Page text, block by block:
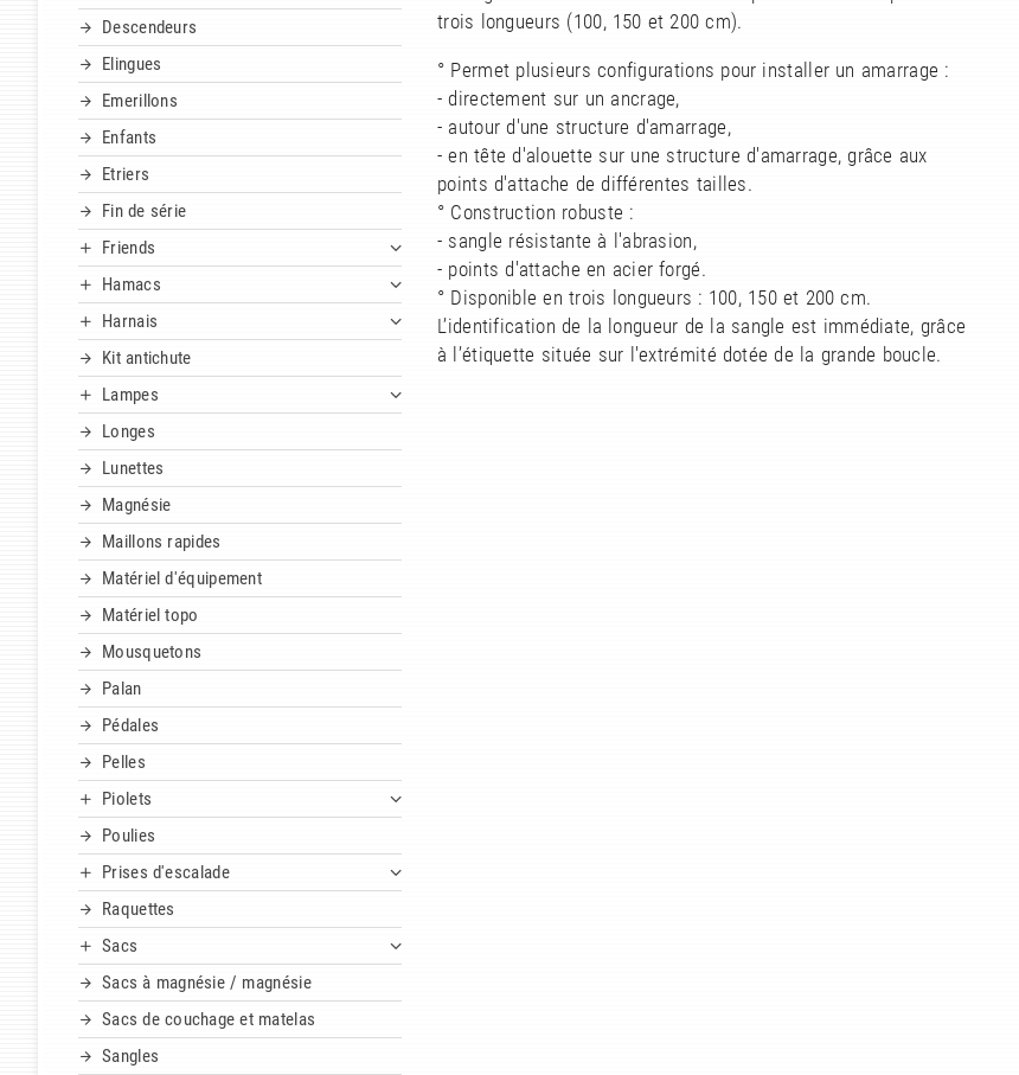
Descendeurs
Elingues
Emerillons
Enfants
Etriers
Fin de série
Friends
Hamacs
Harnais
Kit antichute
Lampes
Longes
Lunettes
Magnésie
Maillons rapides
Matériel d'équipement
Matériel topo
Mousquetons
Palan
Pédales
Pelles
Piolets
Poulies
Prises d'escalade
Raquettes
Sacs
Sacs à magnésie / magnésie
Sacs de couchage et matelas
Sangles
trois longueurs (100, 150 et 200 cm).
° Permet plusieurs configurations pour installer un amarrage :
- directement sur un ancrage,
- autour d'une structure d'amarrage,
- en tête d'alouette sur une structure d'amarrage, grâce aux
points d'attache de différentes tailles.
° Construction robuste :
- sangle résistante à l'abrasion,
- points d'attache en acier forgé.
° Disponible en trois longueurs : 100, 150 et 200 cm.
L’identification de la longueur de la sangle est immédiate, grâce
à l’étiquette située sur l'extrémité dotée de la grande boucle.